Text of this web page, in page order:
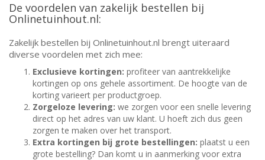
De voordelen van zakelijk bestellen bij
Onlinetuinhout.nl:
Zakelijk bestellen bij Onlinetuinhout.nl brengt uiteraard
diverse voordelen met zich mee:
Exclusieve kortingen: profiteer van aantrekkelijke
kortingen op ons gehele assortiment. De hoogte van de
korting varieert per productgroep.
Zorgeloze levering: we zorgen voor een snelle levering
direct op het adres van uw klant. U hoeft zich dus geen
zorgen te maken over het transport.
Extra kortingen bij grote bestellingen: plaatst u een
grote bestelling? Dan komt u in aanmerking voor extra